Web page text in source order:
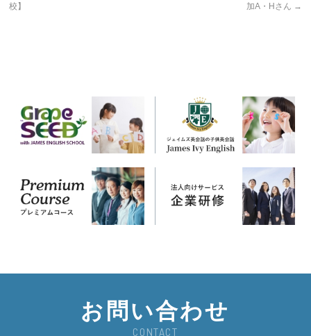
校】
加A・Hさん →
お問い合わせ
CONTACT